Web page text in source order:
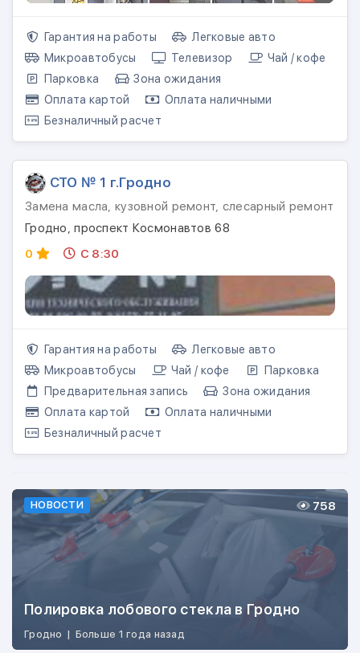
Гарантия на работы
Легковые авто
Микроавтобусы
Телевизор
Чай / кофе
Парковка
Зона ожидания
Оплата картой
Оплата наличными
Безналичный расчет
СТО № 1 г.Гродно
Замена масла, кузовной ремонт, слесарный ремонт
Гродно, проспект Космонавтов 68
0
С 8:30
Гарантия на работы
Легковые авто
Микроавтобусы
Чай / кофе
Парковка
Предварительная запись
Зона ожидания
Оплата картой
Оплата наличными
Безналичный расчет
НОВОСТИ
Полировка лобового стекла в Гродно
Гродно | Больше 1 года назад
758